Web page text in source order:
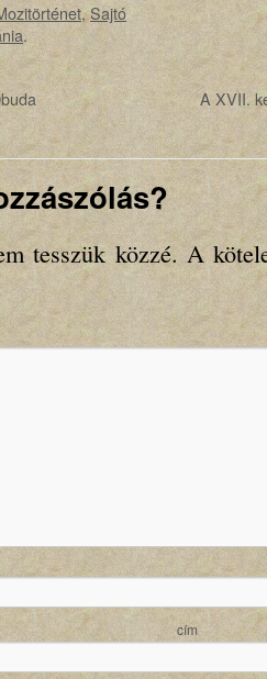
,Sajtó
.
A XVII.
tesszük közzé.A